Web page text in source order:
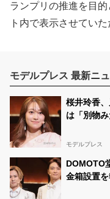
ランプリの推進を目
ト内で表示させていた
モデルプレス 最新ニ
桜井玲香
は「別物
モデルプレス
DOMOTO
金箱設置